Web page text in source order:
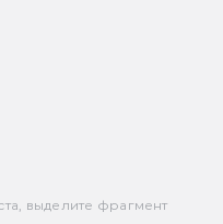
выделите фрагмент